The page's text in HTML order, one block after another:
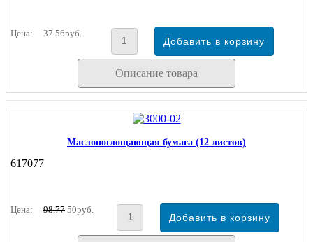
Цена: 37.56руб.
Описание товара
Маслопоглощающая бумага (12 листов)
617077
Цена: 98.77 50руб.